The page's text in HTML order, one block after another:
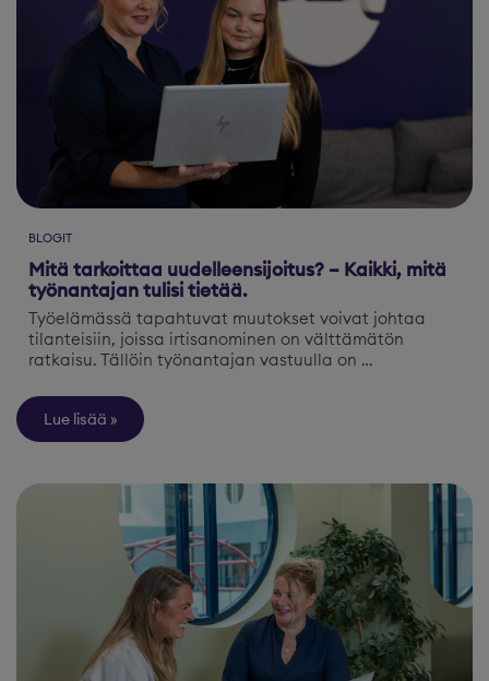
BLOGIT
Mitä tarkoittaa uudelleensijoitus? – Kaikki, mitä
työnantajan tulisi tietää.
Työelämässä tapahtuvat muutokset voivat johtaa
tilanteisiin, joissa irtisanominen on välttämätön
ratkaisu. Tällöin työnantajan vastuulla on …
Lue lisää